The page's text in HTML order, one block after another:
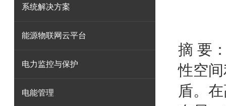
系统解决方案
能源物联网云平台
电力监控与保护
电能管理
摘 要
性空
盾。